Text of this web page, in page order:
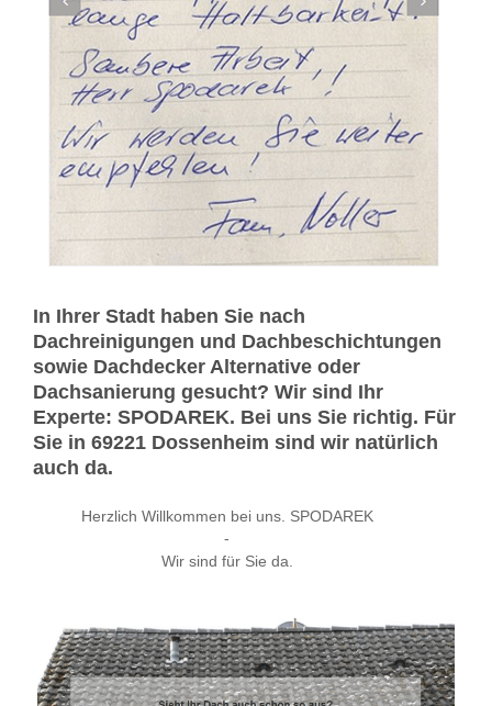
In Ihrer Stadt haben Sie nach
Dachreinigungen und Dachbeschichtungen
sowie Dachdecker Alternative oder
Dachsanierung gesucht? Wir sind Ihr
Experte: SPODAREK. Bei uns Sie richtig. Für
Sie in 69221 Dossenheim sind wir natürlich
auch da.
Herzlich Willkommen bei uns. SPODAREK
-
Wir sind für Sie da.